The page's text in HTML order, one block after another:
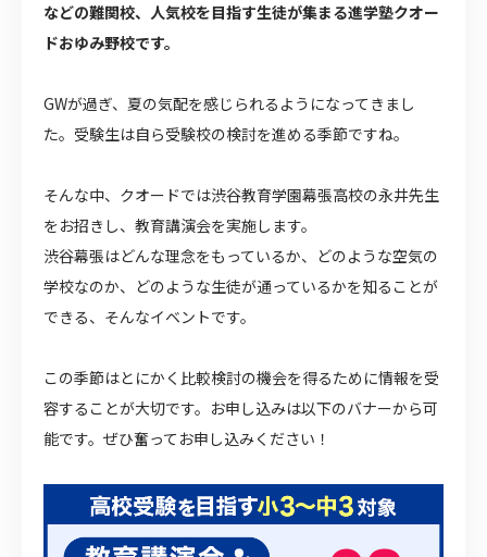
などの難関校、人気校を目指す生徒が集まる進学塾クオー
ドおゆみ野校です。
GWが過ぎ、夏の気配を感じられるようになってきまし
た。受験生は自ら受験校の検討を進める季節ですね。
そんな中、クオードでは渋谷教育学園幕張高校の永井先生
をお招きし、教育講演会を実施します。
渋谷幕張はどんな理念をもっているか、どのような空気の
学校なのか、どのような生徒が通っているかを知ることが
できる、そんなイベントです。
この季節はとにかく比較検討の機会を得るために情報を受
容することが大切です。お申し込みは以下のバナーから可
能です。ぜひ奮ってお申し込みください！